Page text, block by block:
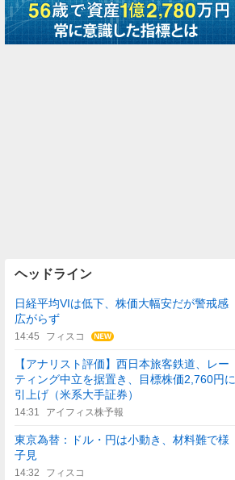
ヘッドライン
日経平均VIは低下、株価大幅安だが警戒感
広がらず
14:45 フィスコ
【アナリスト評価】西日本旅客鉄道、レー
ティング中立を据置き、目標株価2,760円に
引上げ（米系大手証券）
14:31 アイフィス株予報
東京為替：ドル・円は小動き、材料難で様
子見
14:32 フィスコ